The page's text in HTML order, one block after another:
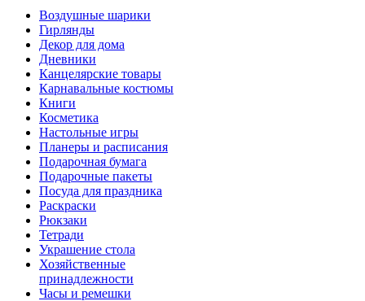
Воздушные шарики
Гирлянды
Декор для дома
Дневники
Канцелярские товары
Карнавальные костюмы
Книги
Косметика
Настольные игры
Планеры и расписания
Подарочная бумага
Подарочные пакеты
Посуда для праздника
Раскраски
Рюкзаки
Тетради
Украшение стола
Хозяйственные
принадлежности
Часы и ремешки